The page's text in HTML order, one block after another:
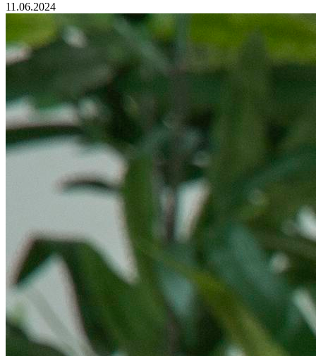
11.06.2024